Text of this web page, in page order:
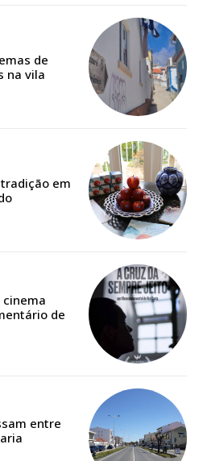
todos os conteúdos exclusivos e versões
de assinatura desejado:
à Quinta-feira em sua
anual
de
na vila
em
de
entre